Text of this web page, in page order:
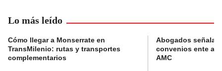
Lo más leído
Cómo llegar a Monserrate en
TransMilenio: rutas y transportes
complementarios
Abogados
convenios ente
AMC